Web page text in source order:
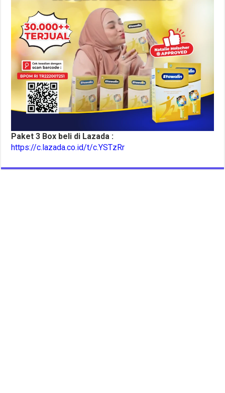
Paket 3 Box beli di Lazada :
https://c.lazada.co.id/t/c.YSTzRr